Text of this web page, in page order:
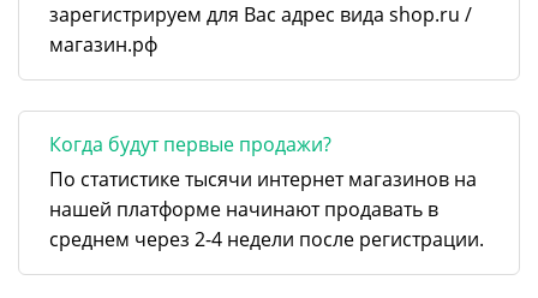
зарегистрируем для Вас адрес вида shop.ru /
магазин.рф
Когда будут первые продажи?
По статистике тысячи интернет магазинов на
нашей платформе начинают продавать в
среднем через 2-4 недели после регистрации.